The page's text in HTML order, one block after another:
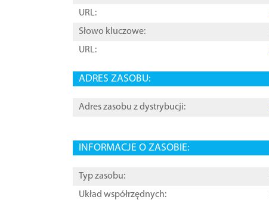
URL:
Słowo kluczowe:
URL:
ADRES ZASOBU:
Adres zasobu z dystrybucji:
INFORMACJE O ZASOBIE:
Typ zasobu:
Układ współrzędnych: